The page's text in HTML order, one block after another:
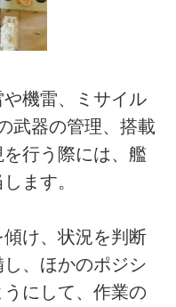
機雷、ミサイル
武器の管理、搭載
行う際には、艦
ます。
け、状況を判断
、ほかのポジシ
にして、作業の